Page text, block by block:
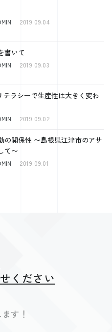
2019.09.04
書いて
2019.09.03
テラシーで生産性は大きく変わ
2019.09.02
根県江津市のアサ
て〜
2019.09.01
ください
す！